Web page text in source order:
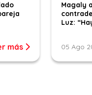
más
Magaly
Luz:
05 Ago